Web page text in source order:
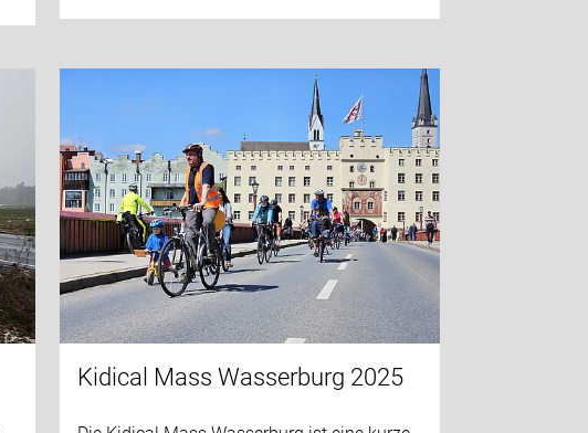
Kidical Mass Wasserburg 2025